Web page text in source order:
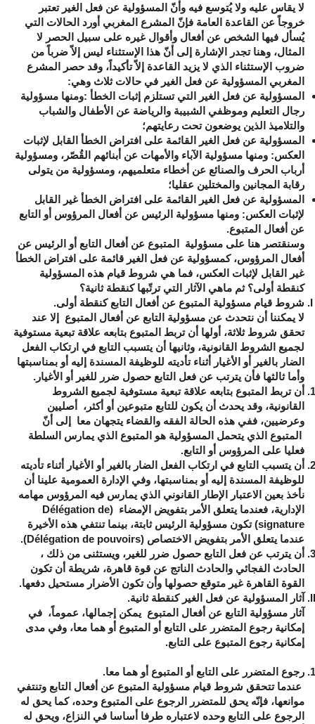
لا يقاس عليه ولا يُتوسع فيه وأنّ المسؤولية عن فعل الغير تعتبر
خروجاً عن القاعدة العامة فإنّ المشرع المغربي أورد الحالات التي
يُسأل فيها الشخص عن أفعال وأقوال غيره على سبيل الحصر لا
المثال، وهنا تجدر الإشارة إلى أنّ هذا الإستثناء ليس إلاّ ضرباً من
ضروب الإستثناء الذي لا يزيد القاعدة إلاّ تأكيداً، وقد حصر المشرع
المغربي المسؤولية عن فعل الغير في حالات ثلاث وهي:
المسؤولية عن فعل الغير التي تستلزم إثبات الخطأ :ومنها مسؤولية
رجال التعليم وموظفي الشبيبة والرياضة عن الأطفال والشباب
والتلاميذ الذين يوضعون تحت رعايتهم؛
المسؤولية عن فعل الغير القائمة على افتراض الخطأ القابل لإثبات
العكس: ومنها مسؤولية الآباء والأمهات عن أبنائهم القُصّر، ومسؤولية
أرباب الحرف والصنائع عن أخطاء متعلميهم، ومسؤولية من يتولى
رقابة المجانين والمختلين عقليا؛
المسؤولية عن فعل الغير القائمة على افتراض الخطأ غير
القابل
لإثبات العكس: ومنها مسؤولية الرئيس عن أفعال المرؤوس أو التابع
عن أفعال المتبوع.
وسنقتصر هنا على مسؤولية المتبوع عن أفعال التابع أو الرئيس عن
أفعال المرؤوس، كمسؤولية عن فعل الغير قائمة على افتراض الخطأ
غير القابل لإثبات العكس، فما هي شروط قيام هذه المسؤولية
كنقطة أولى؟ ثم ماهي الآثار التي ترتّبها كنقطة ثانية؟
شروط قيام مسؤولية المتبوع عن أفعال التابع كنقطة أولى.
لا يمكننا أن نتحدث عن مسؤولية التابع عن أفعال المتبوع إلا عند
تحقق شروط ثلاثة، أولها أن تربط المتبوع بتابعه علاقة تبعية مستوفية
لجميع الشروط القانونية، وثانيها أن يتسبب التابع في ارتكاب الفعل
الضار بالغير أو الأغيار أثناء تأديته للوظيفة المسندة إليه أو بمناسبتها
وأما ثالثها فأن يترتب عن فعل التابع حصول ضرر للغير أو الأغيار.
أن تربط المتبوع بتابعه علاقة تبعية مستوفية لجميع الشروط
القانونية، وقد يحدث أن يكون للتابع متبوعين أو أكثر، أصليين
وعرضيين، ففي هذه الحالة الفقه والقضاء يتجهان معا إلى أنّ
المتبوع الذي يتحمل المسؤولية هو المتبوع الذي يمارس السلطة
فعليا على المرؤوس أو التابع.
أن يتسبب التابع في ارتكاب الفعل الضار بالغير أو الأغيار أثناء تأديته
للوظيفة المسندة إليه أو بمناسبتها، وفي الإدارة العمومية علينا أن
نأخذ بعين الاعتبار الإطار القانوني الذي يمارس فيه المرؤوس مهامه
الإدارية، فعندما يتعلق الأمر بتفويض الإمضاء (Délégation de
signature) تكون مسؤولية الرئيس ثابتة، بينما تنتفي هذه الأخيرة
عندما يتعلق الأمر بتفويض الاختصاص (Délégation de pouvoirs)
.
أن يترتب عن فعل التابع حصول ضرر للغير، ويستثنى من ذلك ،
الحادث الفجائي والحادث الناتج عن قوة قاهرة، شريطة أن تكون
القوة القاهرة غير متوقع حصولها وأن تكون الأضرار مستحيل دفعها.
آثار
المسؤولية عن فعل الغير كنقطة ثانية.
آثار مسؤولية التابع عن أفعال المتبوع يمكن إجمالها، عموماً، في
إمكانية رجوع المتضرر على التابع أو المتبوع أو هما معا، وفي مدى
إمكانية رجوع المتبوع على التابع.
رجوع المتضرر على التابع أو المتبوع أو هما معا.
عندما تتحقق شروط قيام مسؤولية المتبوع عن أفعال التابع وتنتفي
موانعها، فإنّه يحق للمتضرر الرجوع على المتبوع وحده، كما يحق له
الرجوع على التابع وحده لاعتباره طرفا أساسا في النزاع، ويحق له